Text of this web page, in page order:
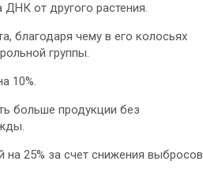
от другого растения.
благодаря чему в его колосьях
группы.
10%.
больше продукции без
на 25% за счет снижения выбросов